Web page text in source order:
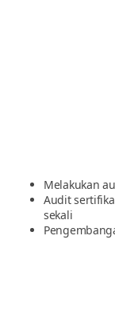
Melakukan
Audit
sekali